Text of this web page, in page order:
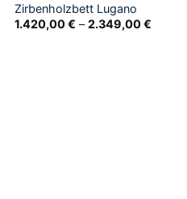
Zirbenholzbett Lugano
1.420,00€ –2.349,00€